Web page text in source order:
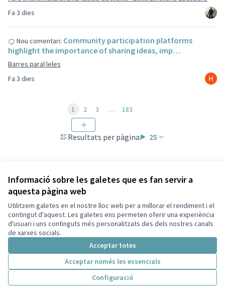
Informació sobre les galetes que es fan servir a
aquesta pàgina web
Utilitzem galetes en el nostre lloc web per a millorar el rendiment i el
contingut d'aquest. Les galetes ens permeten oferir una experiència
d'usuari i uns continguts més personalitzats des dels nostres canals
de xarxes socials.
Acceptar totes
Acceptar només les essencials
Configuració
Fa 3 dies
Fa 3 dies
Nou comentari: Community participation platforms
highlight the importance of sharing ideas, imp…
Barres paral·leles
Resultats per pàgina: 25
1 2 3 … 183
Termes i condicions d'ús
Configuració de les galetes
Decidim Sant Cugat a X
(Enllaç extern)
Decidim Sant Cugat a Facebook
Decidim Sant Cugat a Instagram
Decidim Sant Cugat a GitHub
(Enllaç extern)
Web creada ambprogramari lliure .
Amb
(Enllaç